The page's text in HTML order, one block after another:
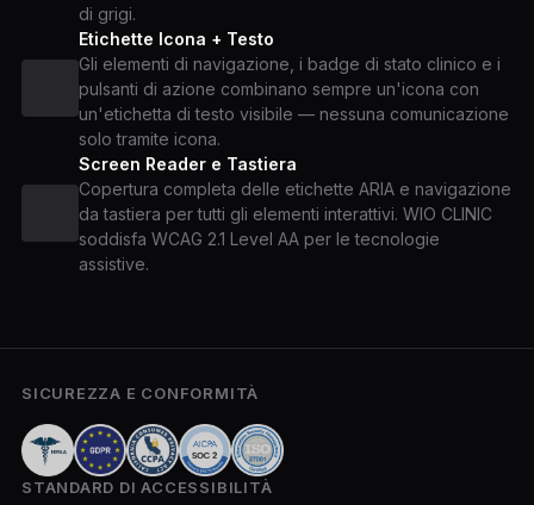
di grigi.
Etichette Icona + Testo
Gli elementi di navigazione, i badge di stato clinico e i
pulsanti di azione combinano sempre un'icona con
un'etichetta di testo visibile — nessuna comunicazione
solo tramite icona.
Screen Reader e Tastiera
Copertura completa delle etichette ARIA e navigazione
da tastiera per tutti gli elementi interattivi. WIO CLINIC
soddisfa WCAG 2.1 Level AA per le tecnologie
assistive.
SICUREZZA E CONFORMITÀ
STANDARD DI ACCESSIBILITÀ